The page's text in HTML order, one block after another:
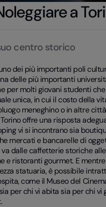
a
centro storico
dei più importanti poli
delle più importanti
per molti giovani studenti
unica, in cui il costo della
meneghino o in altre
offre una risposta
vi si incontrano sia
mercati e bancarelle di
dalle caffetterie storiche
e ristoranti gourmet. E
statuaria, è possibile
come il Museo del
per chi vi abita sia per chi vi